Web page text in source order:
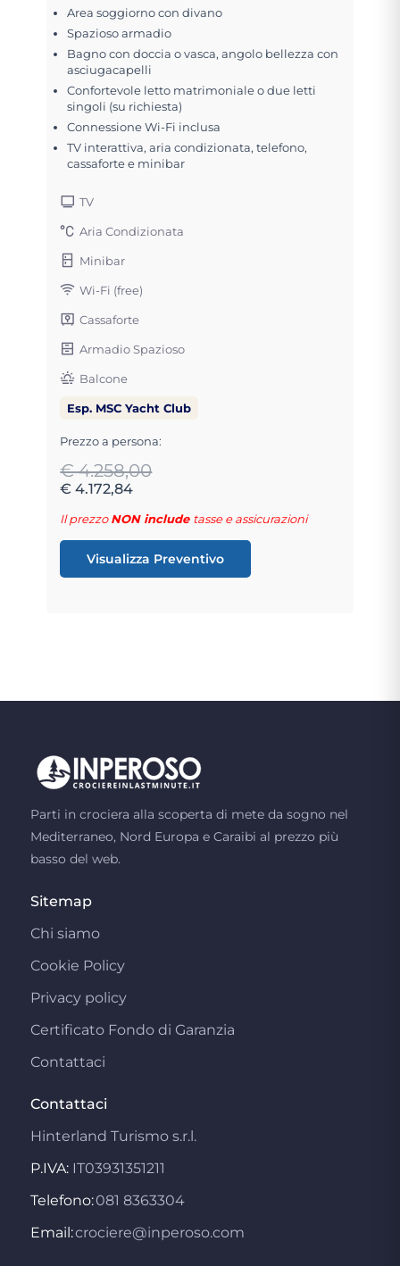
Area soggiorno con divano
Spazioso armadio
Bagno con doccia o vasca, angolo bellezza con
asciugacapelli
Confortevole letto matrimoniale o due letti
singoli (su richiesta)
Connessione Wi-Fi inclusa
TV interattiva, aria condizionata, telefono,
cassaforte e minibar
TV
Aria Condizionata
Minibar
Wi-Fi (free)
Cassaforte
Armadio Spazioso
Balcone
Esp. MSC Yacht Club
Prezzo a persona:
€ 4.258,00
€ 4.172,84
Il prezzoNON include tasse e assicurazioni
Visualizza Preventivo
Parti in crociera alla scoperta di mete da sogno nel
Mediterraneo, Nord Europa e Caraibi al prezzo più
basso del web.
Sitemap
Chi siamo
Cookie Policy
Privacy policy
Certificato Fondo di Garanzia
Contattaci
Contattaci
Hinterland Turismo s.r.l.
P.IVA: IT03931351211
Telefono:081 8363304
Email:crociere@inperoso.com